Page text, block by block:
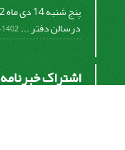
درسالن دفتر ...1402-10-14
اشتراک خبرنامه